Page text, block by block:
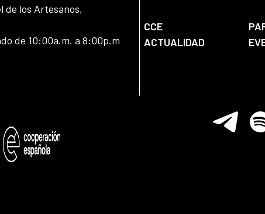
de los Artesanos,
de 10:00a.m. a 8:00p.m
CCE
ACTUALIDAD
Telegram